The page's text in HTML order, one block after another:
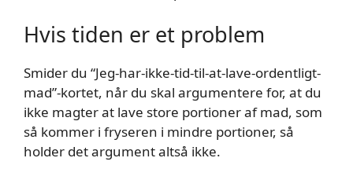
Hvis tiden er et problem
Smider du “Jeg-har-ikke-tid-til-at-lave-ordentligt-
mad”-kortet, når du skal argumentere for, at du
ikke magter at lave store portioner af mad, som
så kommer i fryseren i mindre portioner, så
holder det argument altså ikke.